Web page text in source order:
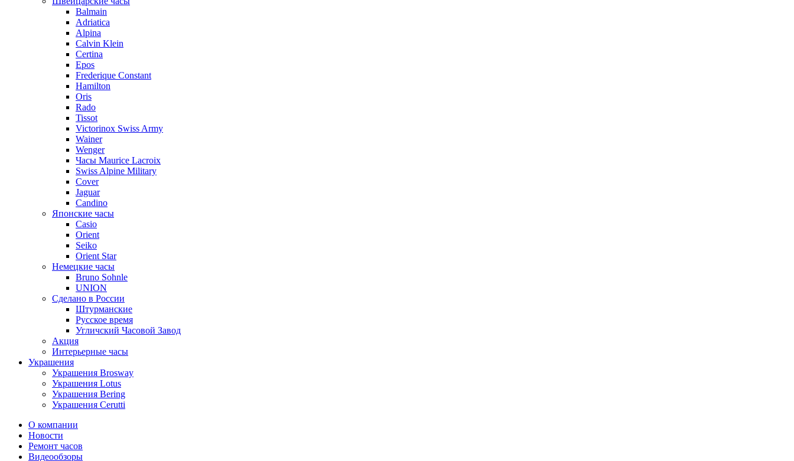
Balmain
Adriatica
Alpina
Calvin Klein
Certina
Epos
Frederique Constant
Hamilton
Oris
Rado
Tissot
Victorinox Swiss Army
Wainer
Wenger
Часы Maurice Lacroix
Swiss Alpine Military
Cover
Jaguar
Candino
Японские часы
Casio
Orient
Seiko
Orient Star
Немецкие часы
Bruno Sohnle
UNION
Сделано в России
Штурманские
Русское время
Угличский Часовой Завод
Акция
Интерьерные часы
Украшения
Украшения Brosway
Украшения Lotus
Украшения Bering
Украшения Cerutti
О компании
Новости
Ремонт часов
Видеообзоры